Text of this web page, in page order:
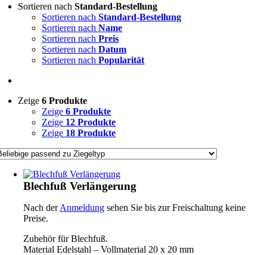
Sortieren nachStandard-Bestellung
Sortieren nachStandard-Bestellung
Sortieren nachName
Sortieren nachPreis
Sortieren nachDatum
Sortieren nachPopularität
Zeige6 Produkte
Zeige6 Produkte
Zeige 12 Produkte
Zeige 18 Produkte
Blechfuß Verlängerung
Nach derAnmeldung sehen Sie bis zur Freischaltung keine
Preise.
Zubehör für Blechfuß.
Material Edelstahl – Vollmaterial 20 x 20 mm